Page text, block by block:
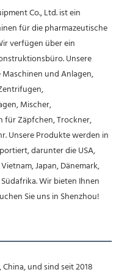
für die pharmazeutische
verfügen über ein
Unsere
und Anlagen,
Mischer,
für Zäpfchen, Trockner,
Unsere Produkte werden in
darunter die USA,
Japan, Dänemark,
Wir bieten Ihnen
Sie uns in Shenzhou!